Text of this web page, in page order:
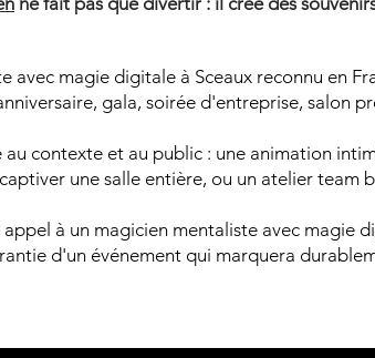
avec magie digitale à Sceaux reconnu en
gala, soirée d'entreprise, salon
contexte et au public : une animation
une salle entière, ou un atelier team
à un magicien mentaliste avec magie
d'un événement qui marquera